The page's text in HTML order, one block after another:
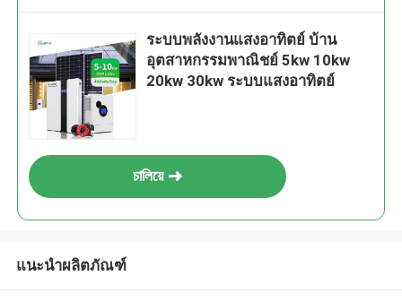
ระบบพลังงานแสงอาทิตย์ บ้าน
อุตสาหกรรมพาณิชย์ 5kw 10kw
20kw 30kw ระบบแสงอาทิตย์
চালিয়ে
แนะนำผลิตภัณฑ์